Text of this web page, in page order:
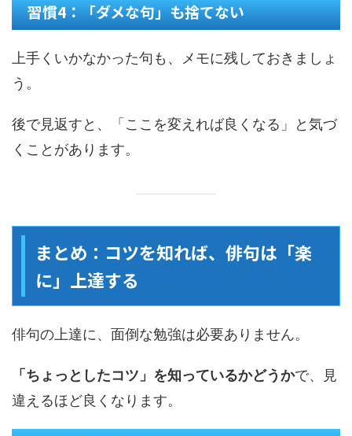
習慣4：「ダメな句」も捨てない
上手くいかなかった句も、メモに残しておきましょ
う。
後で見返すと、「ここを変えれば良くなる」と気づ
くことがあります。
まとめ：コツを知れば、俳句は「楽
に」上達する
俳句の上達に、面倒な勉強は必要ありません。
「ちょっとしたコツ」を知っているかどうかで、見
違えるほど良くなります。